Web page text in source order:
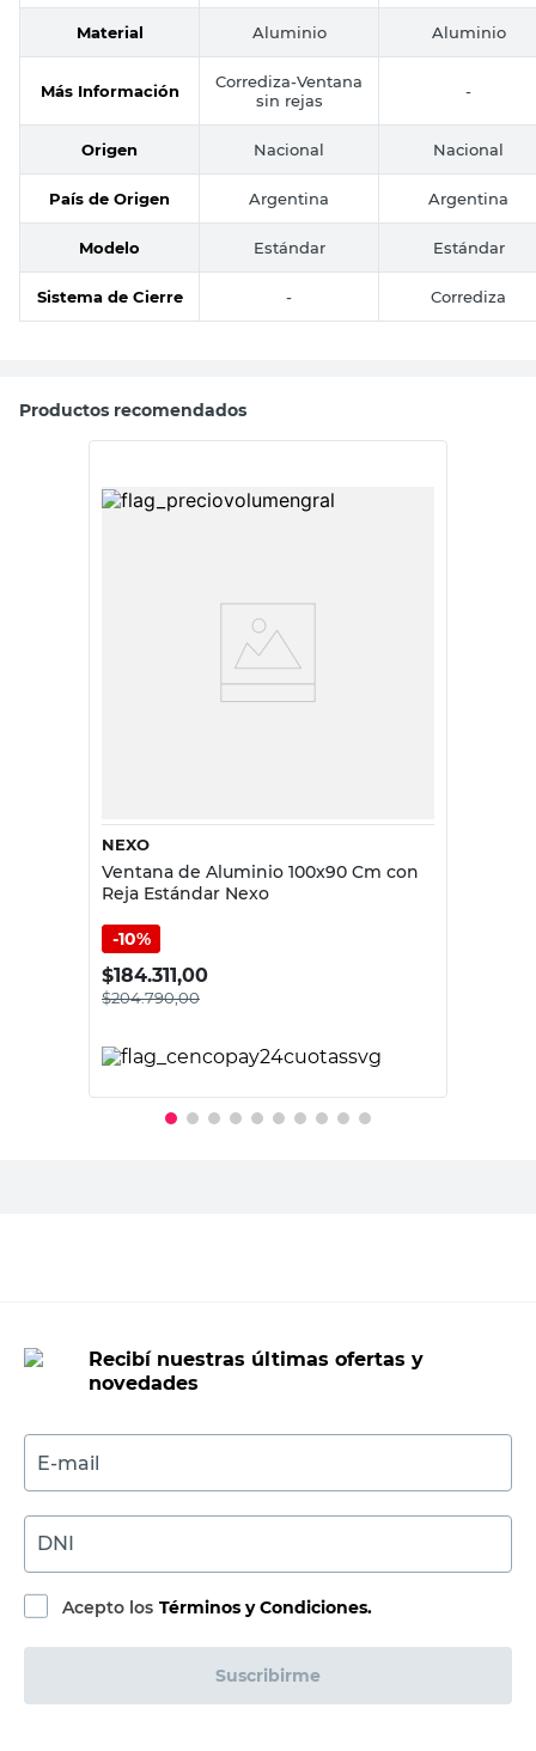
Material Aluminio Aluminio
Más Información
Corrediza-Ventana
sin rejas
-
Origen Nacional Nacional
País de Origen Argentina Argentina
Modelo Estándar Estándar
Sistema de Cierre - Corrediza
Productos recomendados
NEXO
Ventana de Aluminio 100x90 Cm con
Reja Estándar Nexo
10%
$184.311,00
$204.790,00
Recibí nuestras últimas ofertas y
novedades
E-mail
DNI
Acepto los Términos y Condiciones.
Suscribirme